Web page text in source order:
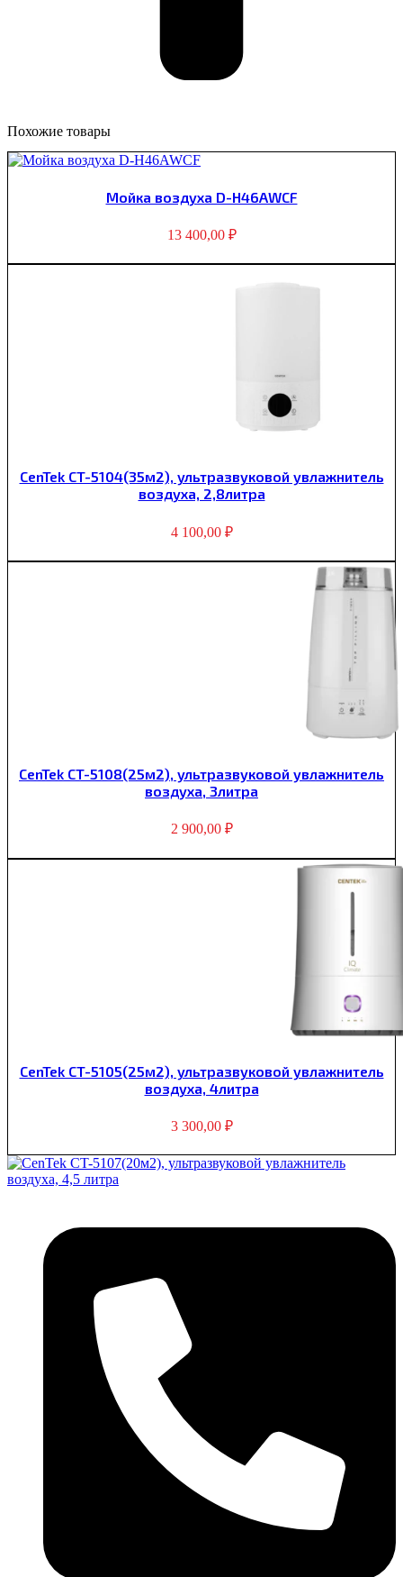
Похожие товары
Мойка воздуха D-H46AWCF
13 400,00 ₽
CenTek CT-5104(35м2), ультразвуковой увлажнитель
воздуха, 2,8литра
4 100,00 ₽
CenTek CT-5108(25м2), ультразвуковой увлажнитель
воздуха, 3литра
2 900,00 ₽
CenTek CT-5105(25м2), ультразвуковой увлажнитель
воздуха, 4литра
3 300,00 ₽